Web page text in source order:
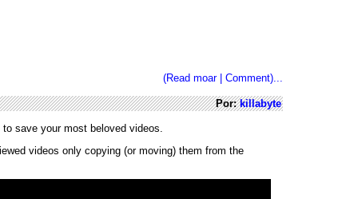
(Read moar | Comment)...
Por:killabyte
save your most beloved videos.
videos only copying (or moving) them from the